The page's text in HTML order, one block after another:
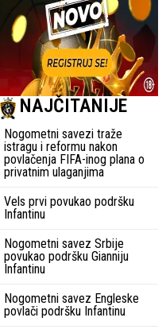
NAJČITANIJE
Nogometni savezi traže
istragu i reformu nakon
povlačenja FIFA-inog plana o
privatnim ulaganjima
Vels prvi povukao podršku
Infantinu
Nogometni savez Srbije
povukao podršku Gianniju
Infantinu
Nogometni savez Engleske
povlači podršku Infantinu